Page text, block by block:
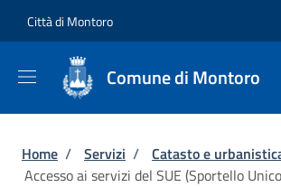
Città di Montoro
Comune di Montoro
Briciole di pane
Home / Servizi / Catasto e
Accesso ai servizi del SUE (Sportello